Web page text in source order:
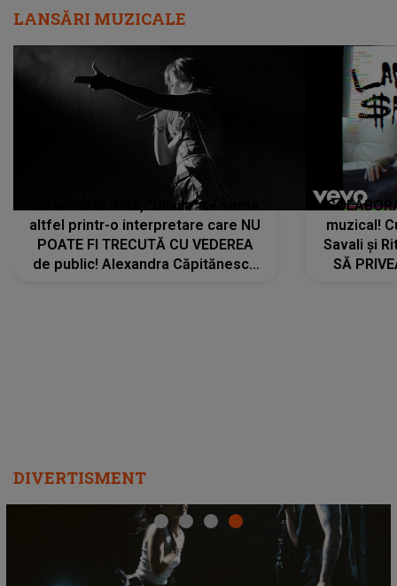
LANSĂRI MUZICALE
De această dată, "Dilaila" se simte
altfel printr-o interpretare care NU
POATE FI TRECUTĂ CU VEDEREA
de public! Alexandra Căpitănescu
muzical!
Savali și
SĂ
DIVERTISMENT